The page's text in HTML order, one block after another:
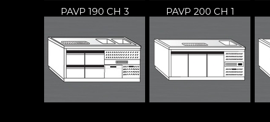
PAVP 190 CH 3 PAVP 200 CH 1